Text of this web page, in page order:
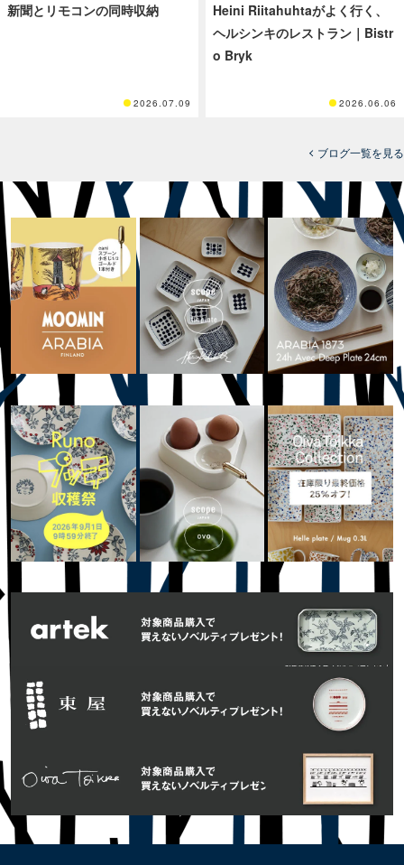
新聞とリモコンの同時収納
2026.07.09
Heini Riitahuhtaがよく行く、
ヘルシンキのレストラン｜Bistr
o Bryk
2026.06.06
ブログ一覧を見る